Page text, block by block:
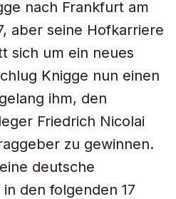
nach Frankfurt am
aber seine Hofkarriere
sich um ein neues
Knigge nun einen
ihm, den
Friedrich Nicolai
zu gewinnen.
deutsche
den folgenden 17